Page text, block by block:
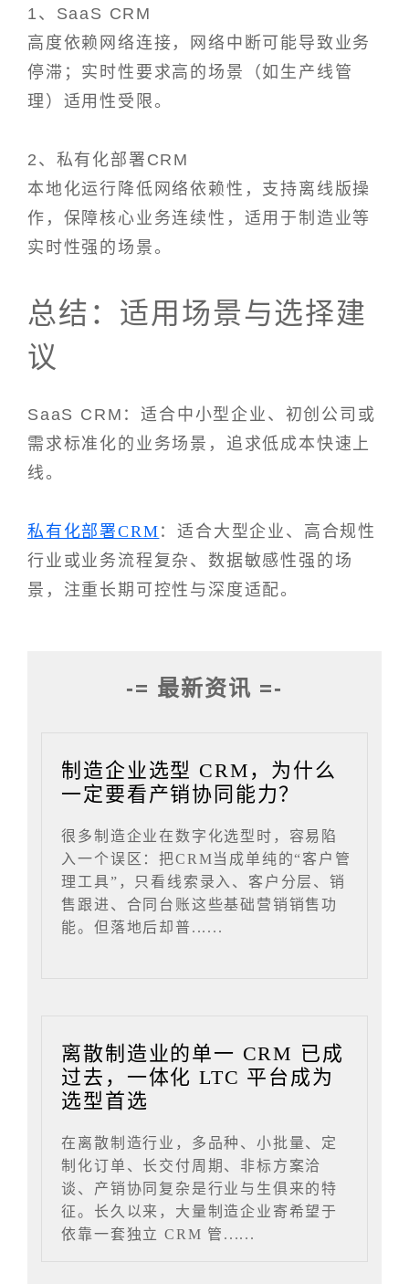
1、SaaS CRM
高度依赖网络连接，网络中断可能导致业务
停滞；实时性要求高的场景（如生产线管
理）适用性受限。
2、私有化部署CRM
本地化运行降低网络依赖性，支持离线版操
作，保障核心业务连续性，适用于制造业等
实时性强的场景。
总结：适用场景与选择建
议
SaaS CRM：适合中小型企业、初创公司或
需求标准化的业务场景，追求低成本快速上
线。
私有化部署CRM ：适合大型企业、高合规性
行业或业务流程复杂、数据敏感性强的场
景，注重长期可控性与深度适配。
-= 最新资讯 =-
制造企业选型 CRM，为什么
一定要看产销协同能力？
很多制造企业在数字化选型时，容易陷
入一个误区：把CRM当成单纯的“客户管
理工具”，只看线索录入、客户分层、销
售跟进、合同台账这些基础营销销售功
能。但落地后却普......
离散制造业的单一 CRM 已成
过去，一体化 LTC 平台成为
选型首选
在离散制造行业，多品种、小批量、定
制化订单、长交付周期、非标方案洽
谈、产销协同复杂是行业与生俱来的特
征。长久以来，大量制造企业寄希望于
依靠一套独立 CRM 管......